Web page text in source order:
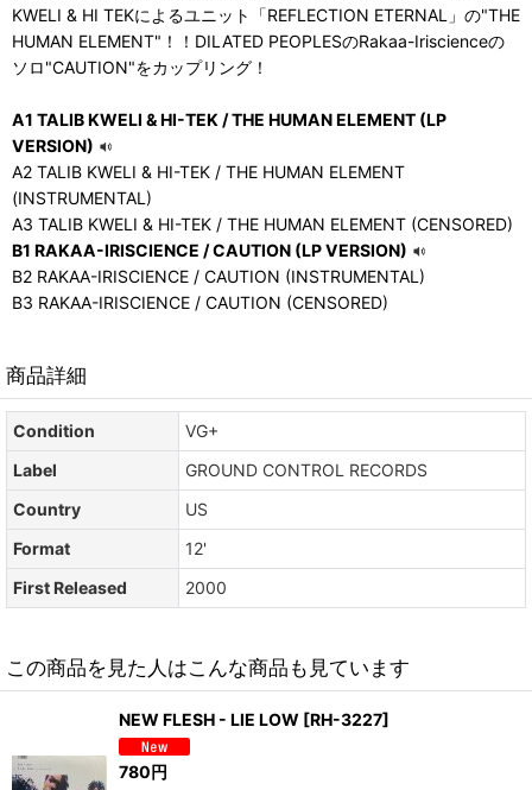
KWELI & HI TEKによるユニット「REFLECTION ETERNAL」の"THE
HUMAN ELEMENT"！！DILATED PEOPLESのRakaa-Iriscienceの
ソロ"CAUTION"をカップリング！
A1 TALIB KWELI & HI-TEK / THE HUMAN ELEMENT (LP
VERSION)
A2 TALIB KWELI & HI-TEK / THE HUMAN ELEMENT
(INSTRUMENTAL)
A3 TALIB KWELI & HI-TEK / THE HUMAN ELEMENT (CENSORED)
B1 RAKAA-IRISCIENCE / CAUTION (LP VERSION)
B2 RAKAA-IRISCIENCE / CAUTION (INSTRUMENTAL)
B3 RAKAA-IRISCIENCE / CAUTION (CENSORED)
商品詳細
Condition
VG+
Label
GROUND CONTROL RECORDS
Country
US
Format
12'
First Released
2000
この商品を見た人はこんな商品も見ています
NEW FLESH - LIE LOW [RH-3227]
780円